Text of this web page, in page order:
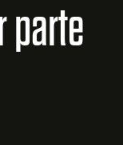
parte